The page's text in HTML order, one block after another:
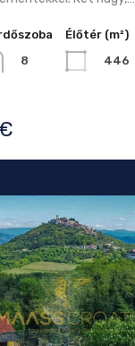
8
Élőtér (m²)
446